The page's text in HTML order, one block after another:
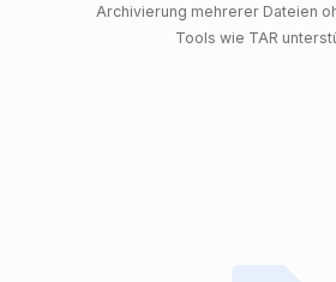
Archivierung mehrerer Dateien
Tools wie TAR